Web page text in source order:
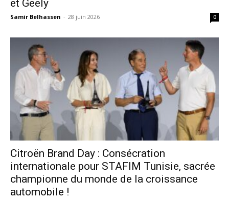
et Geely
Samir Belhassen - 28 juin 2026 0
Citroën Brand Day : Consécration
internationale pour STAFIM Tunisie, sacrée
championne du monde de la croissance
automobile !